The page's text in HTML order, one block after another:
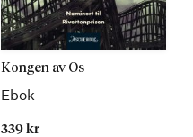
Kongen av Os
Ebok
339 kr